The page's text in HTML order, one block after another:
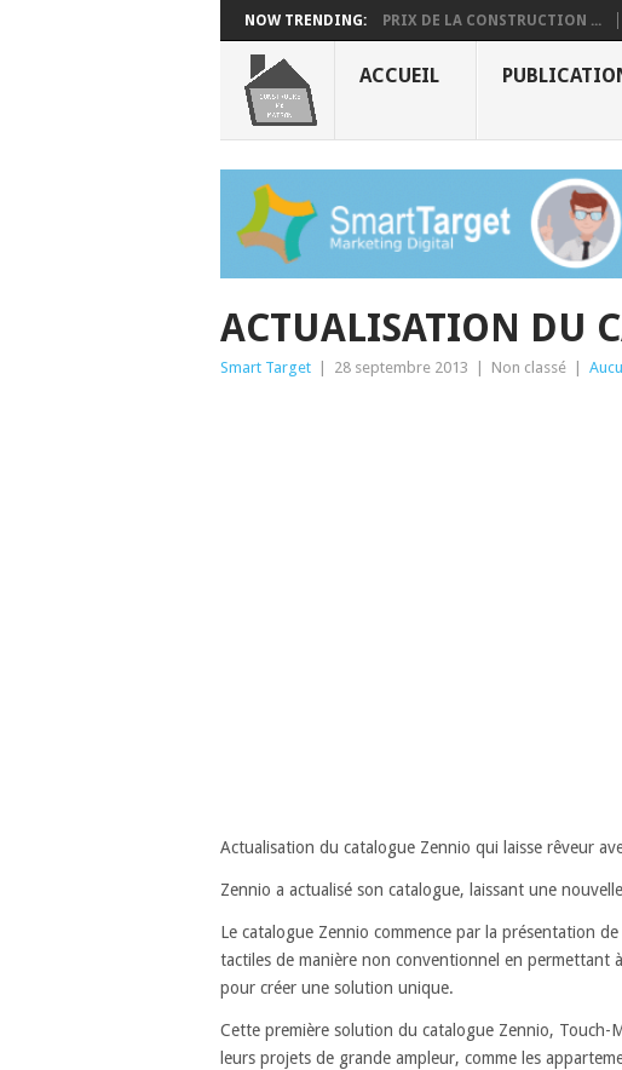
NOW TRENDING: PRIX DE LA CONSTRUCTION ...
ACCUEIL
ACTUALISATION DU
Smart Target 28 septembre 2013 Non classé
Actualisation du catalogue Zennio qui laisse rêveur
Zennio a actualisé son catalogue, laissant une
Le catalogue Zennio commence par la présentation
tactiles de manière non conventionnel en permettant
pour créer une solution unique.
Cette première solution du catalogue Zennio,
leurs projets de grande ampleur, comme les